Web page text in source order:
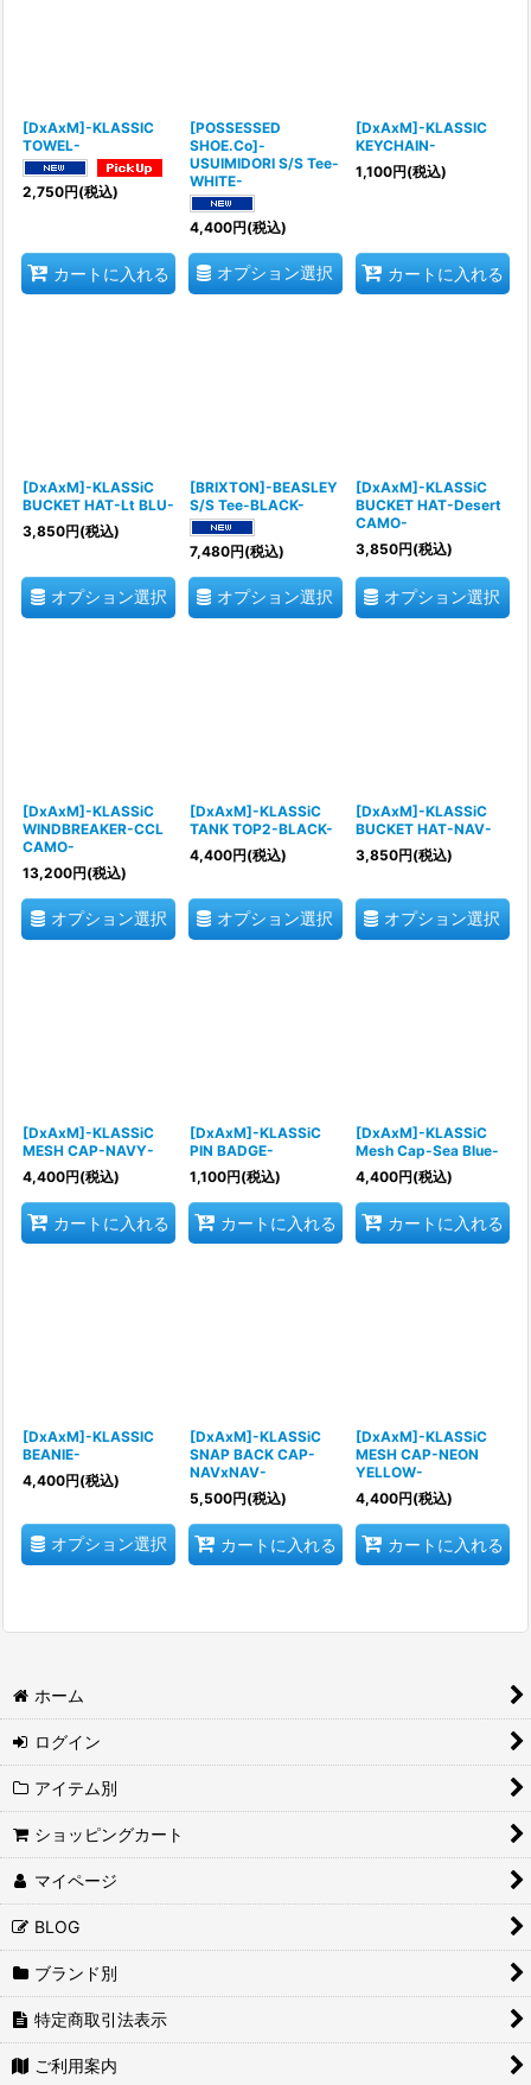
[DxAxM]-KLASSIC
TOWEL-
2,750円(税込)
カートに入れる
[POSSESSED
SHOE.Co]-
USUIMIDORI S/S Tee-
WHITE-
4,400円(税込)
オプション選択
[DxAxM]-KLASSIC
KEYCHAIN-
1,100円(税込)
カートに入れる
[DxAxM]-KLASSiC
BUCKET HAT-Lt BLU-
3,850円(税込)
オプション選択
[BRIXTON]-BEASLEY
S/S Tee-BLACK-
7,480円(税込)
オプション選択
[DxAxM]-KLASSiC
BUCKET HAT-Desert
CAMO-
3,850円(税込)
オプション選択
[DxAxM]-KLASSiC
WINDBREAKER-CCL
CAMO-
13,200円(税込)
オプション選択
[DxAxM]-KLASSiC
TANK TOP2-BLACK-
4,400円(税込)
オプション選択
[DxAxM]-KLASSiC
BUCKET HAT-NAV-
3,850円(税込)
オプション選択
[DxAxM]-KLASSiC
MESH CAP-NAVY-
4,400円(税込)
カートに入れる
[DxAxM]-KLASSiC
PIN BADGE-
1,100円(税込)
カートに入れる
[DxAxM]-KLASSiC
Mesh Cap-Sea Blue-
4,400円(税込)
カートに入れる
[DxAxM]-KLASSIC
BEANIE-
4,400円(税込)
オプション選択
[DxAxM]-KLASSiC
SNAP BACK CAP-
NAVxNAV-
5,500円(税込)
カートに入れる
[DxAxM]-KLASSiC
MESH CAP-NEON
YELLOW-
4,400円(税込)
カートに入れる
ホーム
ログイン
アイテム別
ショッピングカート
マイページ
BLOG
ブランド別
特定商取引法表示
ご利用案内